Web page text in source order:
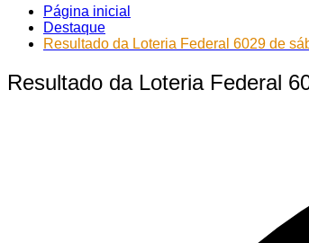
Página inicial
Destaque
Resultado da Loteria Federal 6029 de
Resultado da Loteria Federal